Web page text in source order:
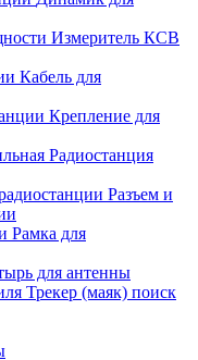
Измеритель КСВ
Кабель для
Крепление для
Радиостанция
Разъем и
Рамка для
для антенны
Трекер (маяк) поиск